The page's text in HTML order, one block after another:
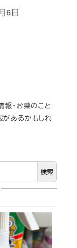
6日
報・お薬のこと
あるかもしれ
検索